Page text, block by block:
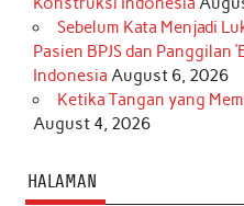
Sebelum Kata Menjadi
Pasien BPJS dan Panggilan
Indonesia August 6, 2026
Ketika Tangan yang
August 4, 2026
HALAMAN